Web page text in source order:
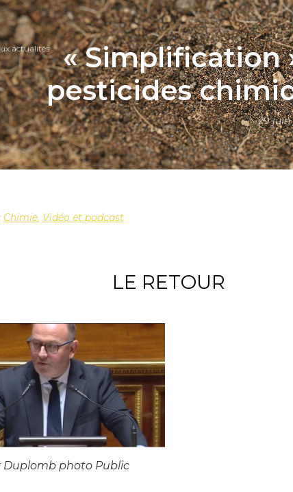
actualités
« Simplification
pesticides
29 juin
Chimie, Vidéo et podcast
LE RETOUR
Duplomb photo Public